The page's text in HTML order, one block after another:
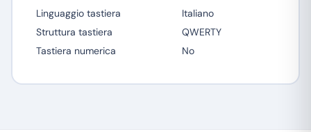
Linguaggio tastiera
Italiano
Struttura tastiera
QWERTY
Tastiera numerica
No